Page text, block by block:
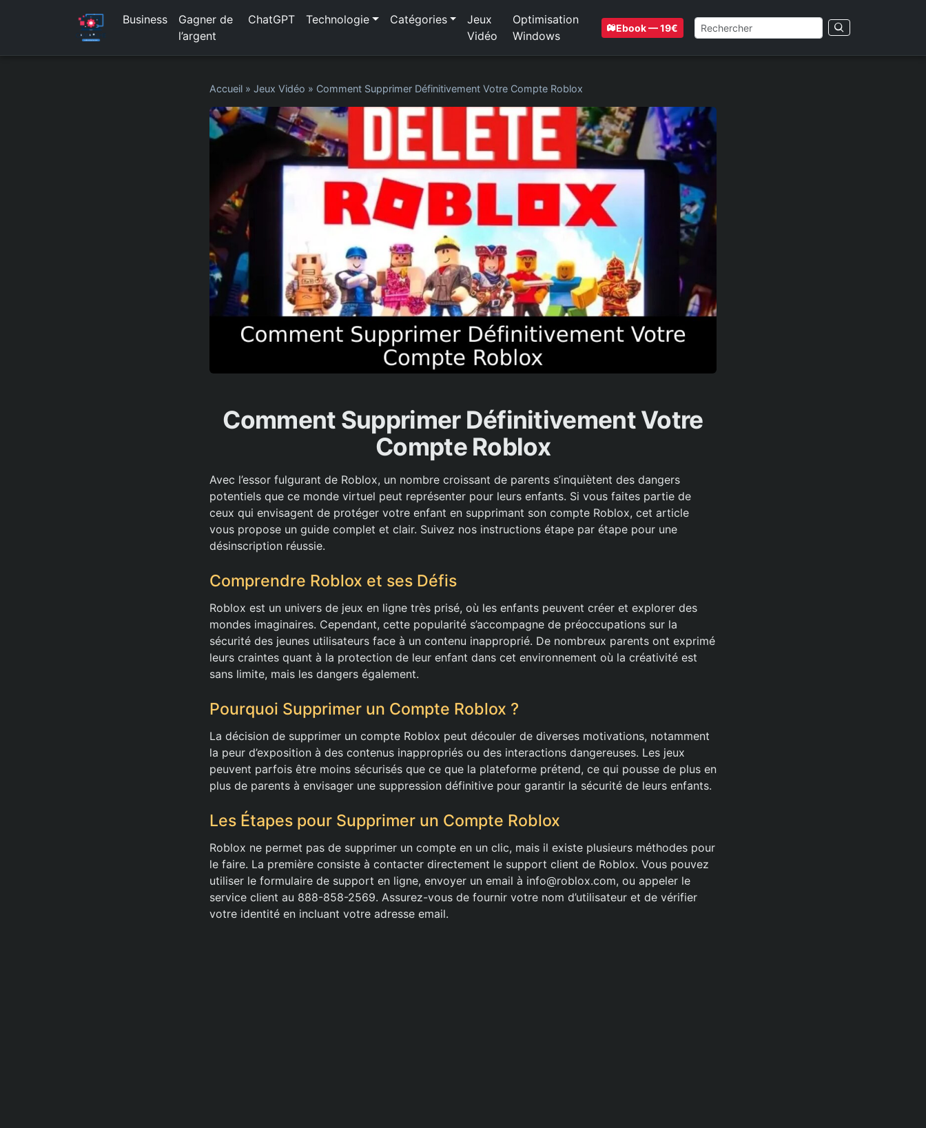
Business
Gagner de
l’argent
ChatGPT Technologie Catégories
Jeux
Vidéo
Optimisation
Windows
Ebook — 19€
Accueil » Jeux Vidéo » Comment Supprimer Définitivement Votre Compte Roblox
Comment Supprimer Définitivement Votre
Compte Roblox
Avec l’essor fulgurant de Roblox, un nombre croissant de parents s’inquiètent des dangers
potentiels que ce monde virtuel peut représenter pour leurs enfants. Si vous faites partie de
ceux qui envisagent de protéger votre enfant en supprimant son compte Roblox, cet article
vous propose un guide complet et clair. Suivez nos instructions étape par étape pour une
désinscription réussie.
Comprendre Roblox et ses Défis
Roblox est un univers de jeux en ligne très prisé, où les enfants peuvent créer et explorer des
mondes imaginaires. Cependant, cette popularité s’accompagne de préoccupations sur la
sécurité des jeunes utilisateurs face à un contenu inapproprié. De nombreux parents ont exprimé
leurs craintes quant à la protection de leur enfant dans cet environnement où la créativité est
sans limite, mais les dangers également.
Pourquoi Supprimer un Compte Roblox ?
La décision de supprimer un compte Roblox peut découler de diverses motivations, notamment
la peur d’exposition à des contenus inappropriés ou des interactions dangereuses. Les jeux
peuvent parfois être moins sécurisés que ce que la plateforme prétend, ce qui pousse de plus en
plus de parents à envisager une suppression définitive pour garantir la sécurité de leurs enfants.
Les Étapes pour Supprimer un Compte Roblox
Roblox ne permet pas de supprimer un compte en un clic, mais il existe plusieurs méthodes pour
le faire. La première consiste à contacter directement le support client de Roblox. Vous pouvez
utiliser le formulaire de support en ligne, envoyer un email à info@roblox.com, ou appeler le
service client au 888-858-2569. Assurez-vous de fournir votre nom d’utilisateur et de vérifier
votre identité en incluant votre adresse email.